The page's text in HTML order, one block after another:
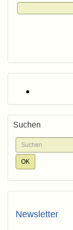
Suchen
Newsletter